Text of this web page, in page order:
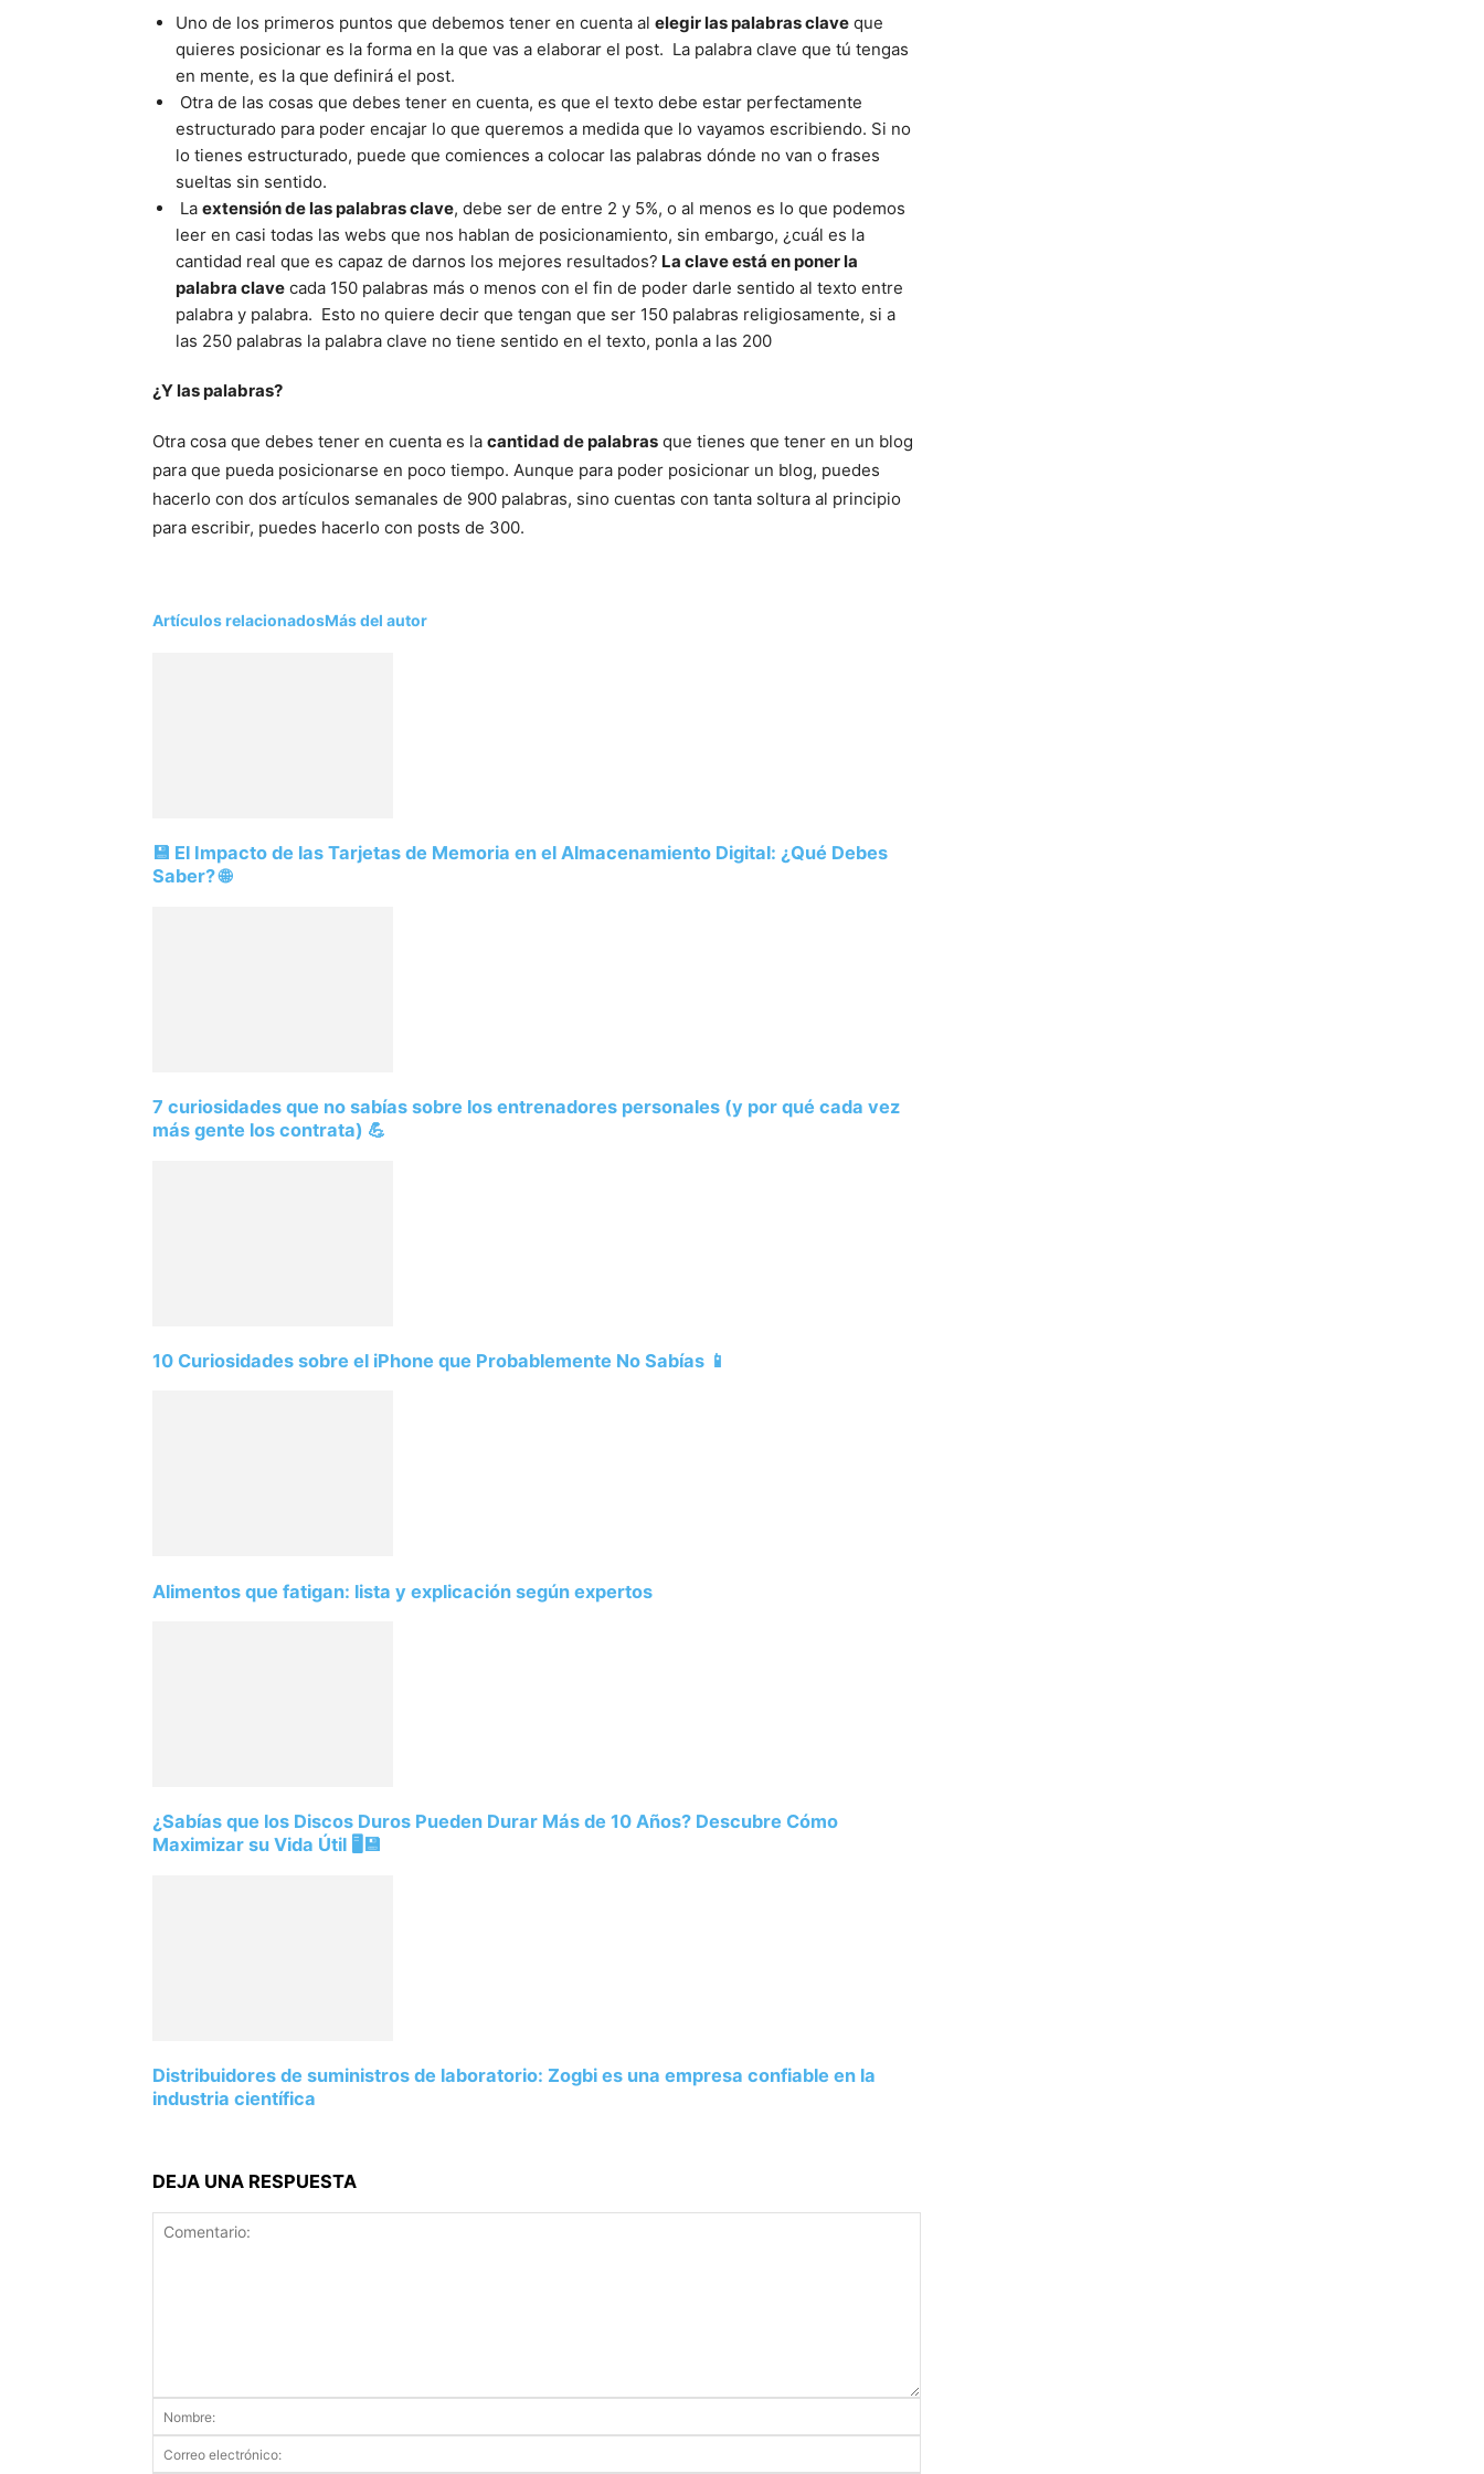
Uno de los primeros puntos que debemos tener en cuenta al elegir las palabras clave que
quieres posicionar es la forma en la que vas a elaborar el post. La palabra clave que tú tengas
en mente, es la que definirá el post.
Otra de las cosas que debes tener en cuenta, es que el texto debe estar perfectamente
estructurado para poder encajar lo que queremos a medida que lo vayamos escribiendo. Si no
lo tienes estructurado, puede que comiences a colocar las palabras dónde no van o frases
sueltas sin sentido.
La extensión de las palabras clave, debe ser de entre 2 y 5%, o al menos es lo que podemos
leer en casi todas las webs que nos hablan de posicionamiento, sin embargo, ¿cuál es la
cantidad real que es capaz de darnos los mejores resultados? La clave está en poner la
palabra clave cada 150 palabras más o menos con el fin de poder darle sentido al texto entre
palabra y palabra. Esto no quiere decir que tengan que ser 150 palabras religiosamente, si a
las 250 palabras la palabra clave no tiene sentido en el texto, ponla a las 200
¿Y las palabras?
Otra cosa que debes tener en cuenta es la cantidad de palabras que tienes que tener en un blog
para que pueda posicionarse en poco tiempo. Aunque para poder posicionar un blog, puedes
hacerlo con dos artículos semanales de 900 palabras, sino cuentas con tanta soltura al principio
para escribir, puedes hacerlo con posts de 300.
Artículos relacionadosMás del autor
💾 El Impacto de las Tarjetas de Memoria en el Almacenamiento Digital: ¿Qué Debes
Saber? 🌐
7 curiosidades que no sabías sobre los entrenadores personales (y por qué cada vez
más gente los contrata) 💪
10 Curiosidades sobre el iPhone que Probablemente No Sabías 📱
Alimentos que fatigan: lista y explicación según expertos
¿Sabías que los Discos Duros Pueden Durar Más de 10 Años? Descubre Cómo
Maximizar su Vida Útil 🖥️💾
Distribuidores de suministros de laboratorio: Zogbi es una empresa confiable en la
industria científica
DEJA UNA RESPUESTA